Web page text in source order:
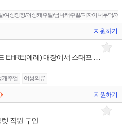
여성정장/여성캐주얼/남녀캐주얼/디자이너부틱/아
지원하기
[신세계 강남점] 디자이너 브랜드 EHRE(에레) 매장에서 스태프 및 아르바이트 구인합니다.
캐주얼 여성의류
지원하기
직원 구인